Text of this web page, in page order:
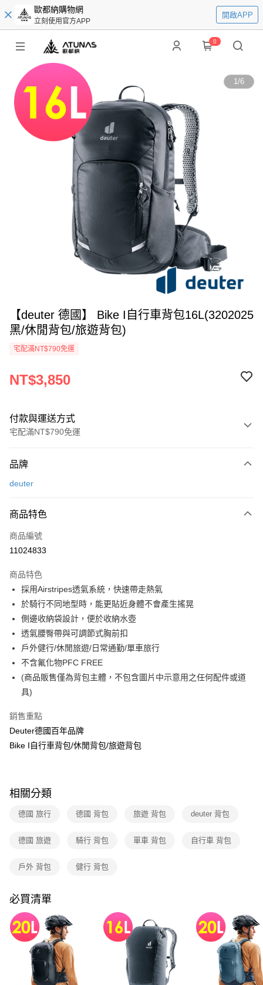
歐都納購物網
立刻使用官方APP
開啟APP
0
1/6
【deuter 德國】 Bike I自行車背包16L(3202025
黑/休閒背包/旅遊背包)
宅配滿NT$790免運
NT$3,850
付款與運送方式
宅配滿NT$790免運
信用卡一次付款
3 期 0 利率 每期
合作金庫商業銀行
上海商業儲蓄銀行
臺灣中小企業銀行
匯豐（台灣）商業銀行
華泰商業銀行
聯邦商業銀行
遠東國際商業銀行
元大商業銀行
玉山商業銀行
台灣樂天信用卡公司
合作金庫商業銀行
上海商業儲蓄銀行
國泰世華商業銀行
兆豐國際商業銀行
匯豐（台灣）商業銀行
華泰商業銀行
聯邦商業銀行
元大商業銀行
玉山商業銀行
星展（台灣）商業銀行
台新國際商業銀行
LINE Pay
Apple Pay
悠遊付
Google Pay
全盈+PAY
大哥付你分期
相關說明
【大哥付你分期使用說明】
1.本服務由台灣大哥大提供，台灣大哥大用戶可立即使用無須另外申請。
流程，驗證手機門號後，選擇欲分期的期數、繳款截止日，確認付款後即完
成交易。
3.實際核准額度、可分期數及費用金額請依後續交易確認頁面所載為準。
4.訂單成立30分鐘內，如未前往確認交易或遇審核未通過，訂單將自動取
1.分期款項不併入電信帳單，「大哥付你分期」於每月結算日後寄送繳費提
2.透過簡訊連結打開帳單後，可選擇「超商條碼／台灣大直營門市／銀行轉
【注意事項】
用戶於交易時，得透過本服務購買商品或服務，並由商店將買賣／分期付款
資料（包含姓名、電話或地址）提供予台灣大哥大進項蒐集、處理及利用，
3.完整用戶服務條款，請詳閱以下連結：
https://oppay.tw/userRule
ATM付款
運送方式
新竹貨運
每筆NT$80，滿NT$790(含以上)免運費
品牌
deuter
商品特色
商品編號
11024833
商品特色
採用Airstripes透氣系統，快速帶走熱氣
於騎行不同地型時，能更貼近身體不會產生搖晃
側邊收納袋設計，便於收納水壺
透氣腰臀帶與可調節式胸前扣
戶外健行/休閒旅遊/日常通勤/單車旅行
不含氟化物PFC FREE
(商品販售僅為背包主體，不包含圖片中示意用之任何配件或道
具)
銷售重點
Deuter德國百年品牌
Bike I自行車背包/休閒背包/旅遊背包
相關分類
德國 旅行 德國 背包 旅遊 背包 deuter 背包
德國 旅遊 騎行 背包 單車 背包 自行車 背包
戶外 背包 健行 背包
必買清單